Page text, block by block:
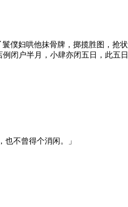
僕妇哄他抹骨牌，掷揽胜图，抢
闭户半月，小肆亦闭五日，此
也不曾得个消闲。」